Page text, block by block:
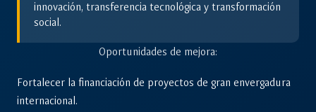
innovación, transferencia tecnológica y transformación
social.
Oportunidades de mejora:
Fortalecer la financiación de proyectos de gran envergadura
internacional.